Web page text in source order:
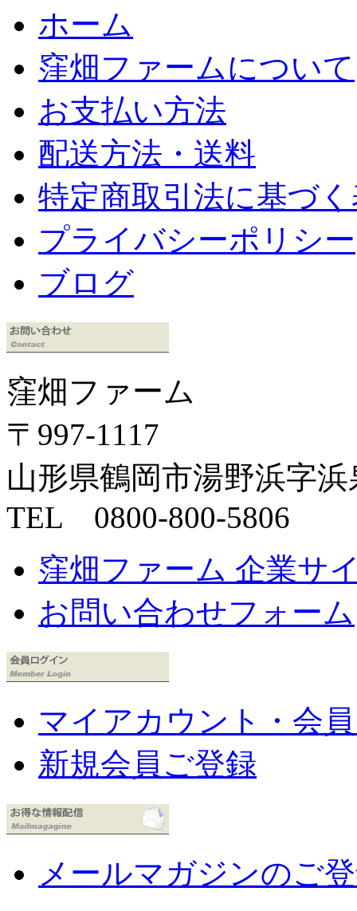
ホーム
窪畑ファームについて
お支払い方法
配送方法・送料
特定商取引法に基づ
プライバシーポリシー
ブログ
窪畑ファーム
〒997-1117
山形県鶴岡市湯野浜字浜
TEL 0800-800-5806
窪畑ファーム 企業サ
お問い合わせフォーム
マイアカウント・会
新規会員ご登録
メールマガジンのご